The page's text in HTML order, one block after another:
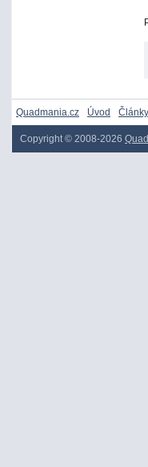
Quadmania.cz Úvod Články
Copyright © 2008-2026